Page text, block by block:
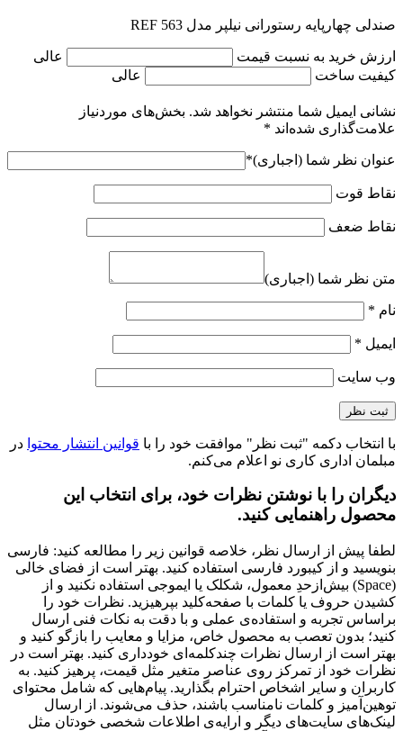
صندلی چهارپایه رستورانی نیلپر مدل REF 563
ارزش خرید به نسبت قیمت
عالی
کیفیت ساخت
عالی
نشانی ایمیل شما منتشر نخواهد شد. بخش‌های موردنیاز
علامت‌گذاری شده‌اند *
عنوان نظر شما (اجباری)*
نقاط قوت
نقاط ضعف
متن نظر شما (اجباری)
نام *
ایمیل *
وب‌ سایت
با انتخاب دکمه "ثبت نظر" موافقت خود را با قوانین انتشار محتوا در
مبلمان اداری کاری نو اعلام می‌کنم.
دیگران را با نوشتن نظرات خود، برای انتخاب این
محصول راهنمایی کنید.
لطفا پیش از ارسال نظر، خلاصه قوانین زیر را مطالعه کنید: فارسی
بنویسید و از کیبورد فارسی استفاده کنید. بهتر است از فضای خالی
(Space) بیش‌از‌حدِ معمول، شکلک یا ایموجی استفاده نکنید و از
کشیدن حروف یا کلمات با صفحه‌کلید بپرهیزید. نظرات خود را
براساس تجربه و استفاده‌ی عملی و با دقت به نکات فنی ارسال
کنید؛ بدون تعصب به محصول خاص، مزایا و معایب را بازگو کنید و
بهتر است از ارسال نظرات چندکلمه‌‌ای خودداری کنید. بهتر است در
نظرات خود از تمرکز روی عناصر متغیر مثل قیمت، پرهیز کنید. به
کاربران و سایر اشخاص احترام بگذارید. پیام‌هایی که شامل محتوای
توهین‌آمیز و کلمات نامناسب باشند، حذف می‌شوند. از ارسال
لینک‌های سایت‌های دیگر و ارایه‌ی اطلاعات شخصی خودتان مثل